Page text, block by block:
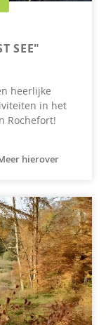
SEE"
heerlijke
in het
Rochefort!
hierover